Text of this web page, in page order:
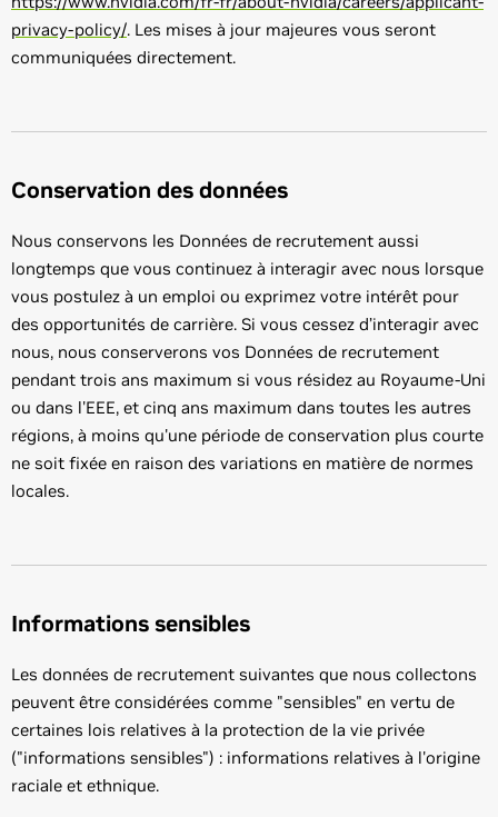
privacy-policy/. Les mises à jour majeures vous seront
communiquées directement.
Conservation des données
Nous conservons les Données de recrutement aussi
longtemps que vous continuez à interagir avec nous lorsque
vous postulez à un emploi ou exprimez votre intérêt pour
des opportunités de carrière. Si vous cessez d’interagir avec
nous, nous conserverons vos Données de recrutement
pendant trois ans maximum si vous résidez au Royaume-Uni
ou dans l'EEE, et cinq ans maximum dans toutes les autres
régions, à moins qu'une période de conservation plus courte
ne soit fixée en raison des variations en matière de normes
locales.
Informations sensibles
Les données de recrutement suivantes que nous collectons
peuvent être considérées comme "sensibles" en vertu de
certaines lois relatives à la protection de la vie privée
("informations sensibles") : informations relatives à l'origine
raciale et ethnique.